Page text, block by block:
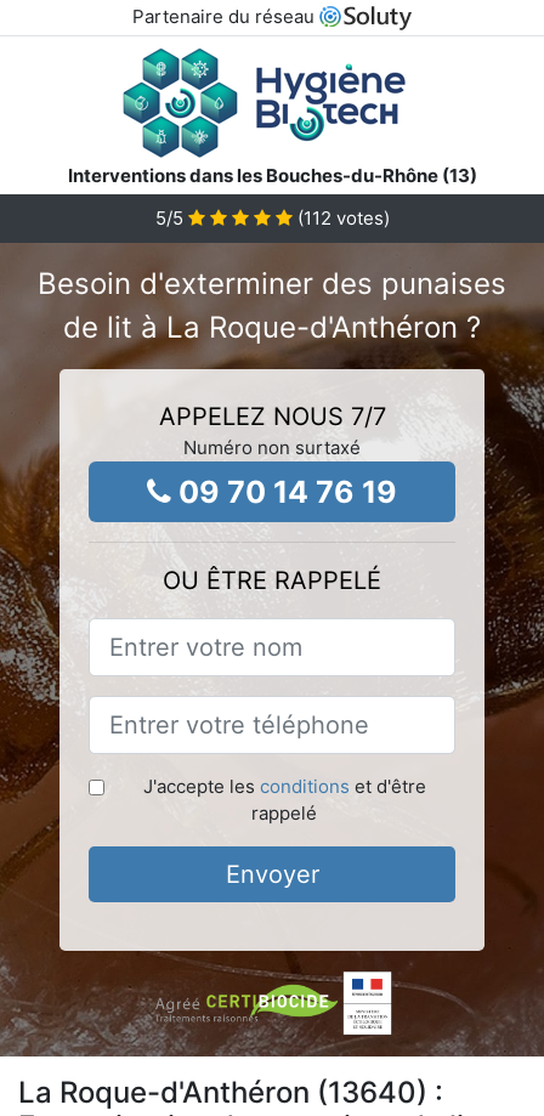
Partenaire du réseau
Interventions dans les Bouches-du-Rhône (13)
5/5 (112 votes)
Besoin d'exterminer des punaises
de lit à La Roque-d'Anthéron ?
APPELEZ NOUS 7/7
Numéro non surtaxé
09 70 14 76 19
OU ÊTRE RAPPELÉ
J'accepte les conditions et d'être
rappelé
Envoyer
La Roque-d'Anthéron (13640) :